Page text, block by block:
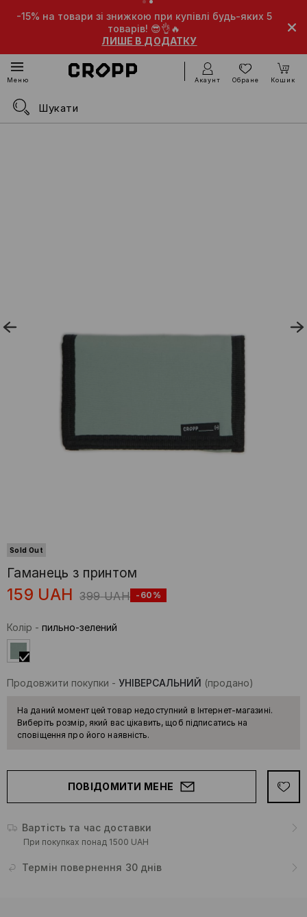
-10%
на товари зі знижкою при купівлі будь-яких 5
товарів! 😎👌🔥
ЛИШЕ В ДОДАТКУ
Меню Акаунт Обране Кошик
Sold Out
Гаманець з принтом
159 UAH 399 UAH -60%
Колір - пильно-зелений
Продовжити покупки - УНІВЕРСАЛЬНИЙ (продано)
На даний момент цей товар недоступний в Інтернет-магазині.
Виберіть розмір, який вас цікавить, щоб підписатись на
сповіщення про його наявність.
ПОВІДОМИТИ МЕНЕ
Вартість та час доставки
При покупках понад 1500 UAH
Термін повернення 30 днів